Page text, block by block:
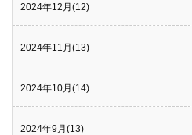
2024年12月(12)
2024年11月(13)
2024年10月(14)
2024年9月(13)